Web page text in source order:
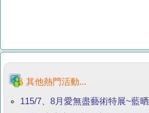
其他熱門活動...
115/7、8月愛無盡藝術特展~藍